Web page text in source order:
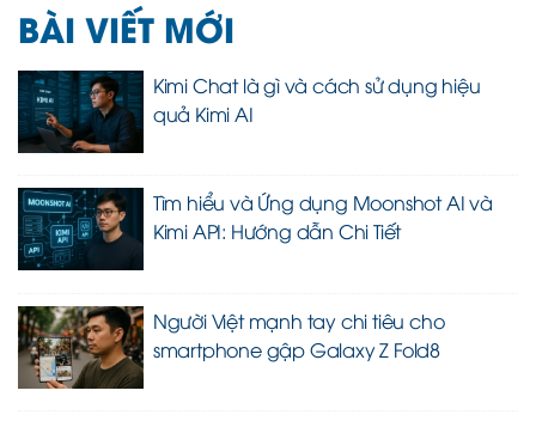
BÀI VIẾT MỚI
Kimi Chat là gì và cách sử dụng hiệu
quả Kimi AI
Tìm hiểu và Ứng dụng Moonshot AI và
Kimi API: Hướng dẫn Chi Tiết
Người Việt mạnh tay chi tiêu cho
smartphone gập Galaxy Z Fold8